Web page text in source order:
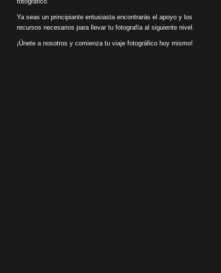
Ya seas un principiante entusiasta encontrarás el apoyo y los
recursos necesarios para llevar tu fotografía al siguiente nivel.
¡Únete a nosotros y comienza tu viaje fotográfico hoy mismo!